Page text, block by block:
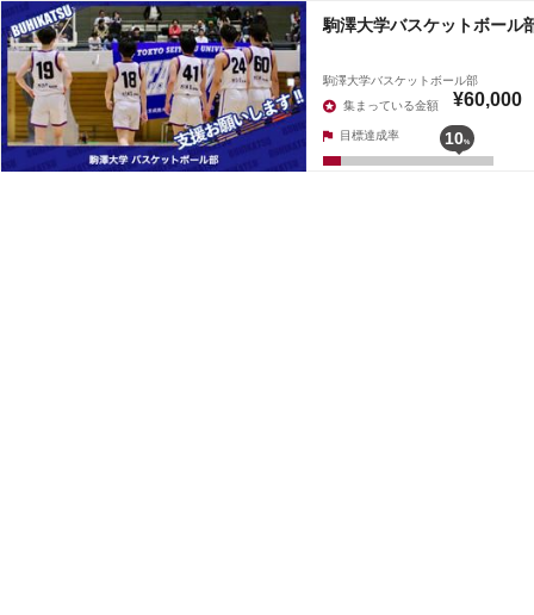
駒澤大学バスケットボール
駒澤大学バスケットボール部
集まっている金額
¥60,000
目標達成率 10%